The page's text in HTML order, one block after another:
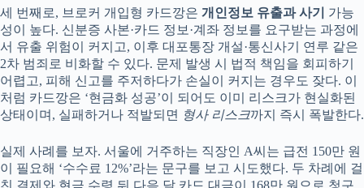
세 번째로, 브로커 개입형 카드깡은 개인정보 유출과 사기
가능
성이 높다. 신분증 사본·카드 정보·계좌 정보를 요구받는 과정에
서 유출 위험이 커지고, 이후 대포통장 개설·통신사기 연루 같은
2차 범죄로 비화할 수 있다. 문제 발생 시 법적 책임을 회피하기
어렵고, 피해 신고를 주저하다가 손실이 커지는 경우도 잦다. 이
처럼 카드깡은 ‘현금화 성공’이 되어도 이미 리스크가 현실화된
상태이며, 실패하거나 적발되면 형사 리스크까지 즉시 폭발한다.
실제 사례를 보자. 서울에 거주하는 직장인 A씨는 급전 150만 원
이 필요해 ‘수수료 12%’라는 문구를 보고 시도했다. 두 차례에 걸
친 결제와 현금 수령 뒤 다음 달 카드 대금이 168만 원으로 청구